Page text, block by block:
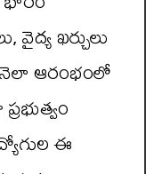
వైద్య ఖర్చులు
ఆరంభంలో
ఈ